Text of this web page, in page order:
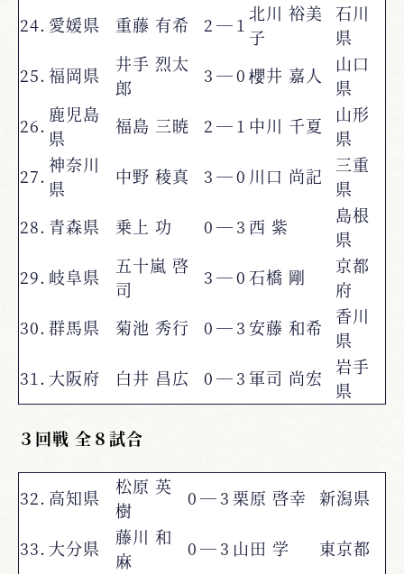
24. 愛媛県 重藤 有希 2―1北川 裕美
子
石川
県
25. 福岡県
井手 烈太
郎
3―0櫻井 嘉人
山口
県
26. 鹿児島
県
福島 三暁 2―1 中川 千夏
山形
県
27. 神奈川
県
中野 稜真 3―0 川口 尚記
三重
県
28. 青森県 乗上 功 0―3 西 紫
島根
県
29. 岐阜県
五十嵐 啓
司
3―0石橋 剛
京都
府
30. 群馬県 菊池 秀行 0―3 安藤 和希
香川
県
31. 大阪府 白井 昌広 0―3 軍司 尚宏
岩手
県
３回戦 全８試合
32. 高知県
松原 英
樹
0―3 栗原 啓幸 新潟県
33. 大分県
藤川 和
麻
0―3 山田 学 東京都